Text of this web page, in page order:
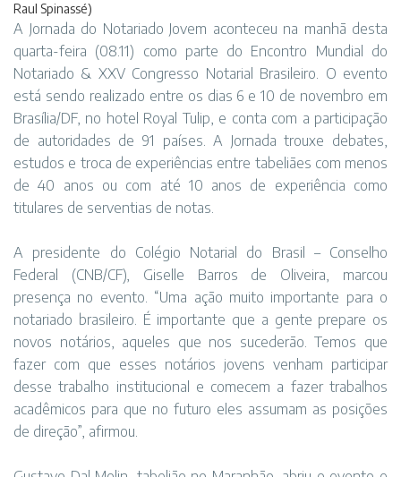
Raul Spinassé)
A Jornada do Notariado Jovem aconteceu na manhã desta
quarta-feira (08.11) como parte do Encontro Mundial do
Notariado & XXV Congresso Notarial Brasileiro. O evento
está sendo realizado entre os dias 6 e 10 de novembro em
Brasília/DF, no hotel Royal Tulip, e conta com a participação
de autoridades de 91 países. A Jornada trouxe debates,
estudos e troca de experiências entre tabeliães com menos
de 40 anos ou com até 10 anos de experiência como
titulares de serventias de notas.
A presidente do Colégio Notarial do Brasil – Conselho
Federal (CNB/CF), Giselle Barros de Oliveira, marcou
presença no evento. “Uma ação muito importante para o
notariado brasileiro. É importante que a gente prepare os
novos notários, aqueles que nos sucederão. Temos que
fazer com que esses notários jovens venham participar
desse trabalho institucional e comecem a fazer trabalhos
acadêmicos para que no futuro eles assumam as posições
de direção”, afirmou.